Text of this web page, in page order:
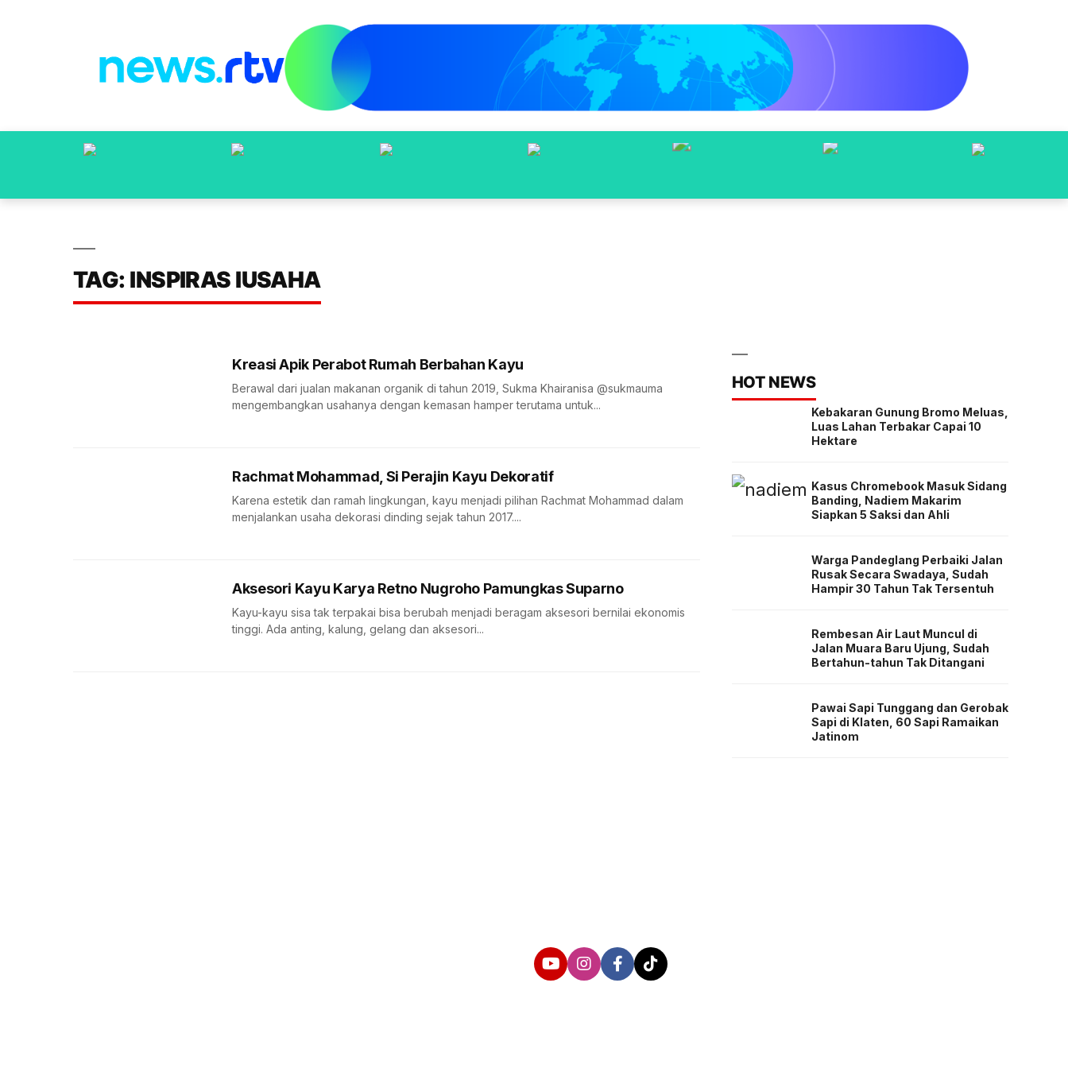
TAG: INSPIRAS IUSAHA
Kreasi Apik Perabot Rumah Berbahan Kayu
Berawal dari jualan makanan organik di tahun 2019, Sukma Khairanisa @sukmauma
mengembangkan usahanya dengan kemasan hamper terutama untuk...
Rachmat Mohammad, Si Perajin Kayu Dekoratif
Karena estetik dan ramah lingkungan, kayu menjadi pilihan Rachmat Mohammad dalam
menjalankan usaha dekorasi dinding sejak tahun 2017....
Aksesori Kayu Karya Retno Nugroho Pamungkas Suparno
Kayu-kayu sisa tak terpakai bisa berubah menjadi beragam aksesori bernilai ekonomis
tinggi. Ada anting, kalung, gelang dan aksesori...
HOT NEWS
Kebakaran Gunung Bromo Meluas,
Luas Lahan Terbakar Capai 10
Hektare
Kasus Chromebook Masuk Sidang
Banding, Nadiem Makarim
Siapkan 5 Saksi dan Ahli
Warga Pandeglang Perbaiki Jalan
Rusak Secara Swadaya, Sudah
Hampir 30 Tahun Tak Tersentuh
Rembesan Air Laut Muncul di
Jalan Muara Baru Ujung, Sudah
Bertahun-tahun Tak Ditangani
Pawai Sapi Tunggang dan Gerobak
Sapi di Klaten, 60 Sapi Ramaikan
Jatinom